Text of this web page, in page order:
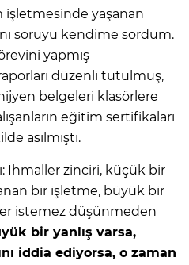
işletmesinde yaşanan
soruyu kendime sordum.
yapmış
düzenli tutulmuş,
belgeleri klasörlere
eğitim sertifikaları
asılmıştı.
İhmaller zinciri, küçük bir
bir işletme, büyük bir
istemez düşünmeden
bir yanlış varsa,
iddia ediyorsa, o zaman